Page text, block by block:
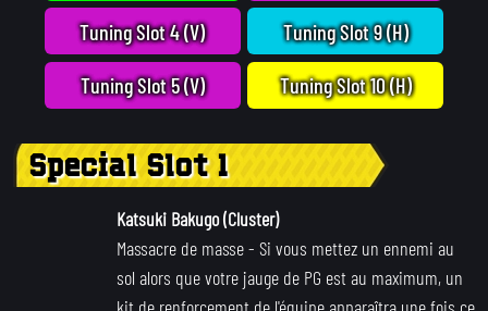
Tuning Slot 4 (V)
Tuning Slot 5 (V)
Tuning Slot 9 (H)
Tuning Slot 10 (H)
Special Slot 1
Katsuki Bakugo (Cluster)
Massacre de masse- Si vous mettez un ennemi au
sol alors que votre jauge de PG est au maximum, un